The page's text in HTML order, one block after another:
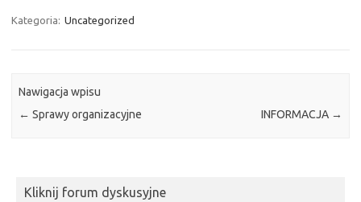
Kategoria: Uncategorized
Nawigacja wpisu
← Sprawy organizacyjne INFORMACJA →
Kliknij forum dyskusyjne